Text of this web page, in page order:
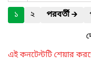
১
২ পরবর্তী🡲
এই কনটেন্টটি শেয়ার